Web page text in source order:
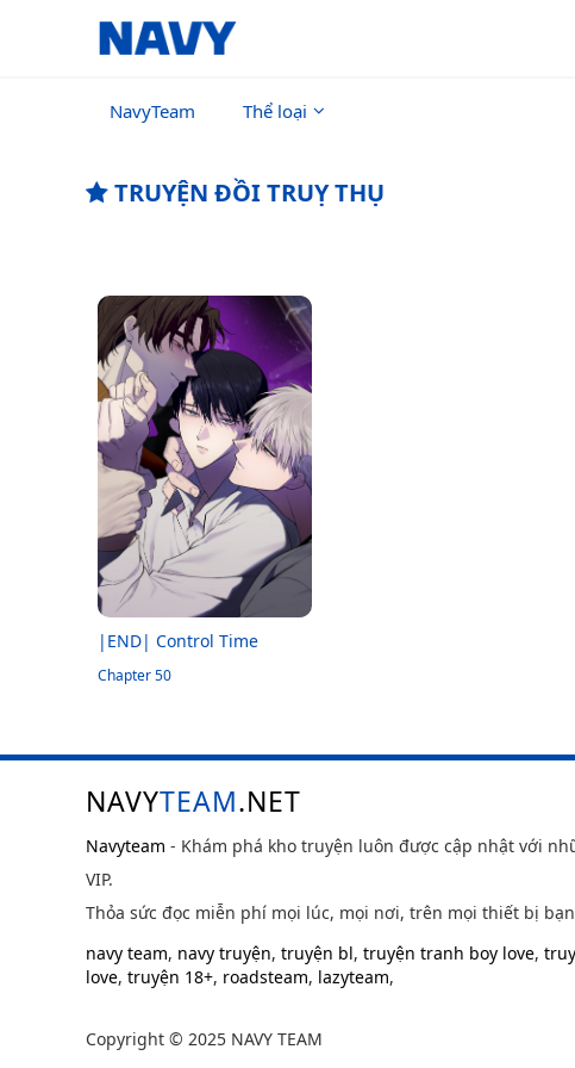
NavyTeam Thể loại
TRUYỆN ĐỒI TRUỴ THỤ
|END| Control Time
Chapter 50
NAVYTEAM.NET
Navyteam - Khám phá kho truyện luôn được cập nhật với
VIP.
Thỏa sức đọc miễn phí mọi lúc, mọi nơi, trên mọi thiết bị
navy team, navy truyện, truyện bl, truyện tranh boy love,
love, truyện 18+, roadsteam, lazyteam,
Copyright © 2025 NAVY TEAM